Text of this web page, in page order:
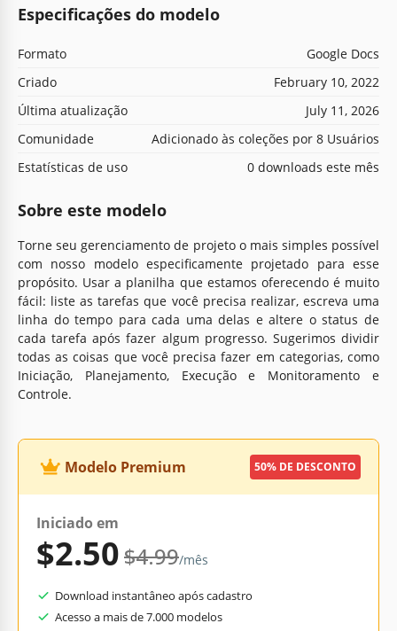
Especificações do modelo
Formato
Google Docs
Criado
February 10, 2022
Última atualização
July 11, 2026
Comunidade
Adicionado às coleções por 8 Usuários
Estatísticas de uso
0 downloads este mês
Sobre este modelo
Torne seu gerenciamento de projeto o mais simples possível
com nosso modelo especificamente projetado para esse
propósito. Usar a planilha que estamos oferecendo é muito
fácil: liste as tarefas que você precisa realizar, escreva uma
linha do tempo para cada uma delas e altere o status de
cada tarefa após fazer algum progresso. Sugerimos dividir
todas as coisas que você precisa fazer em categorias, como
Iniciação, Planejamento, Execução e Monitoramento e
Controle.
Modelo Premium 50% DE DESCONTO
Iniciado em
$2.50$4.99/mês
Download instantâneo após cadastro
Acesso a mais de 7.000 modelos